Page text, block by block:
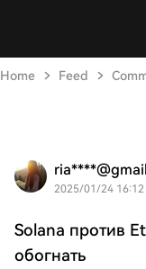
Home Feed
2025/01/24 16:12
Solana против
обогнать